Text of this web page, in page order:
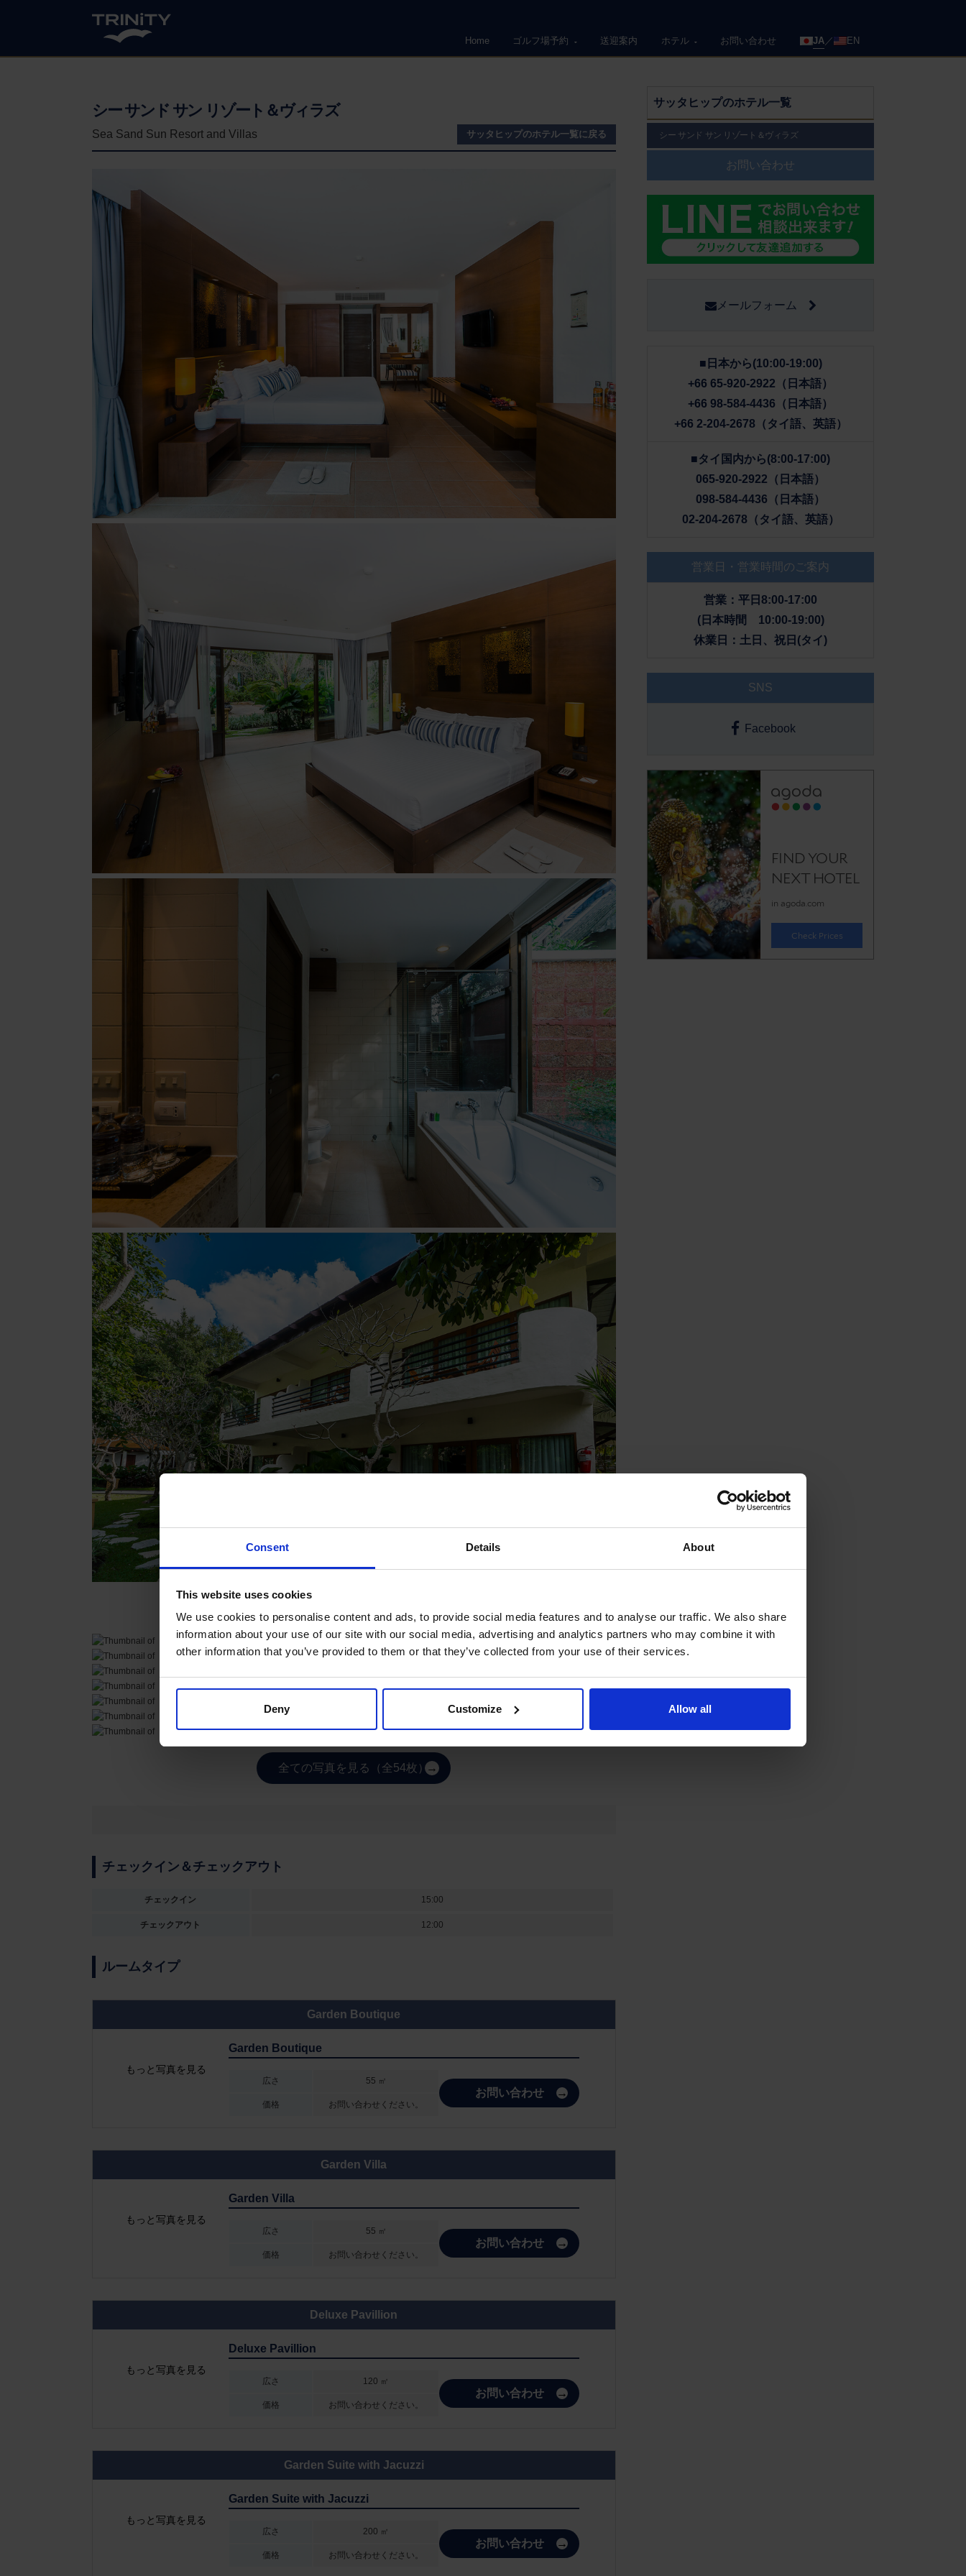
Consent Details About
This website uses cookies
We use cookies to personalise content and ads, to provide social media features and to analyse our traffic. We also share
information about your use of our site with our social media, advertising and analytics partners who may combine it with
other information that you’ve provided to them or that they’ve collected from your use of their services.
Deny Customize Allow all
Home ゴルフ場予約 送迎案内 ホテル お問い合わせ JA EN
シー サンド サン リゾート＆ヴィラズ
Sea Sand Sun Resort and Villas サッタヒップのホテル一覧に戻る
全ての写真を見る（全54枚）
チェックイン＆チェックアウト
チェックイン 15:00
チェックアウト 12:00
ルームタイプ
Garden Boutique
もっと写真を見る
Garden Boutique
広さ 55 ㎡
価格 お問い合わせください。
お問い合わせ
Garden Villa
もっと写真を見る
Garden Villa
広さ 55 ㎡
価格 お問い合わせください。
お問い合わせ
Deluxe Pavillion
もっと写真を見る
Deluxe Pavillion
広さ 120 ㎡
価格 お問い合わせください。
お問い合わせ
Garden Suite with Jacuzzi
もっと写真を見る
Garden Suite with Jacuzzi
広さ 200 ㎡
価格 お問い合わせください。
お問い合わせ
サッタヒップのホテル一覧
シー サンド サン リゾート＆ヴィラズ
お問い合わせ
メールフォーム
■日本から(10:00-19:00)
+66 65-920-2922（日本語）
+66 98-584-4436（日本語）
+66 2-204-2678（タイ語、英語）
■タイ国内から(8:00-17:00)
065-920-2922（日本語）
098-584-4436（日本語）
02-204-2678（タイ語、英語）
営業日・営業時間のご案内
営業：平日8:00-17:00
(日本時間 10:00-19:00)
休業日：土日、祝日(タイ)
SNS
Facebook